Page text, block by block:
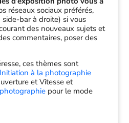
réseaux sociaux préférés,
bar à droite) si vous
des nouveaux sujets et
commentaires, poser des
ces thèmes sont
Initiation à la photographie
et Vitesse et
pour le mode